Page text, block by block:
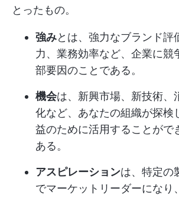
とったもの。
強みとは、強力なブランド評
力、業務効率など、企業に競
部要因のことである。
機会は、新興市場、新技術、
化など、あなたの組織が探検
益のために活用することがで
ある。
アスピレーションは、特定の
でマーケットリーダーになり